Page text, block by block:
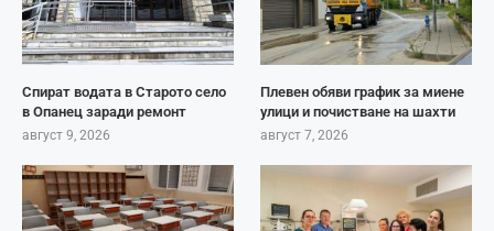
Спират водата в Старото село
в Опанец заради ремонт
август 9, 2026
Плевен обяви график за миене
улици и почистване на шахти
август 7, 2026